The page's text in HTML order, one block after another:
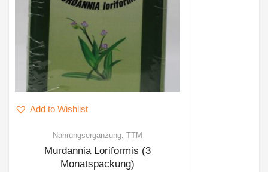
Add to Wishlist
Nahrungsergänzung, TTM
Murdannia Loriformis (3
Monatspackung)